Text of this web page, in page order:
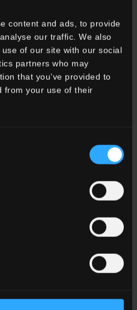
content and ads, to provide
our traffic. We also
of our site with our social
partners who may
that you’ve provided to
from your use of their